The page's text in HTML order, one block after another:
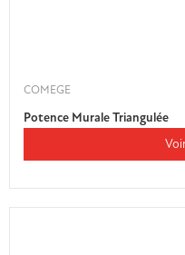
COMEGE
Potence Murale Triangulée